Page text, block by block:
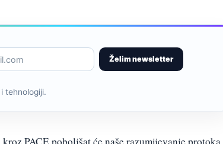
Želim newsletter
tehnologiji.